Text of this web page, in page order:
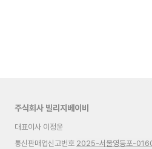
주식회사 빌리지베이비
대표이사 이정윤
통신판매업신고번호 2025-서울영등포-